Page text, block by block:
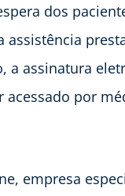
dos
assinatura
por
empresa